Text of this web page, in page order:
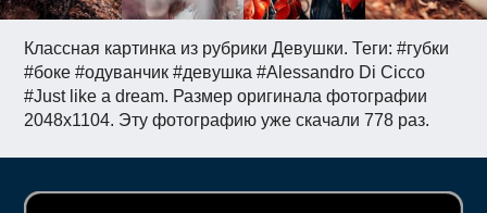
Классная картинка из рубрики Девушки. Теги: #губки
#боке #одуванчик #девушка #Alessandro Di Cicco
#Just like a dream. Размер оригинала фотографии
2048x1104. Эту фотографию уже скачали 778 раз.